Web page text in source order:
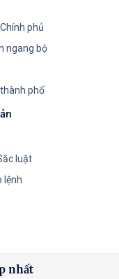
phủ
ngang bộ
phố
luật
lệnh
nhất